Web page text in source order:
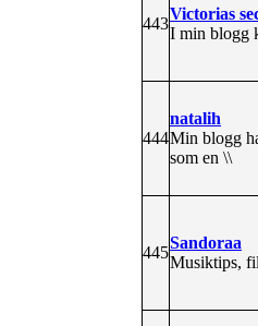
443
Victorias
I min blogg
444
natalih
Min blogg
som en \\
445
Sandoraa
Musiktips,